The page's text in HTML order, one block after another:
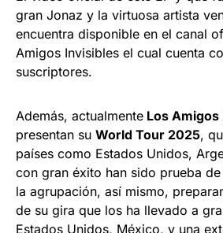
gran Jonaz y la virtuosa artista
encuentra disponible en el canal
Amigos Invisibles el cual cuenta
suscriptores.
Además, actualmente Los
presentan su World Tour 2025,
países como Estados Unidos,
con gran éxito han sido prueba
la agrupación, así mismo,
de su gira que los ha llevado a
Estados Unidos, México, y una